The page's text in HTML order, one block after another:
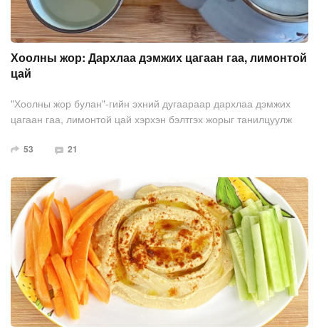
Хоолны жор: Дархлаа дэмжих цагаан гаа, лимонтой
цай
"Хоолны жор булан"-гийн эхний дугаараар дархлаа дэмжих
цагаан гаа, лимонтой цай хэрхэн бэлтгэх жорыг танилцуулж
53 21